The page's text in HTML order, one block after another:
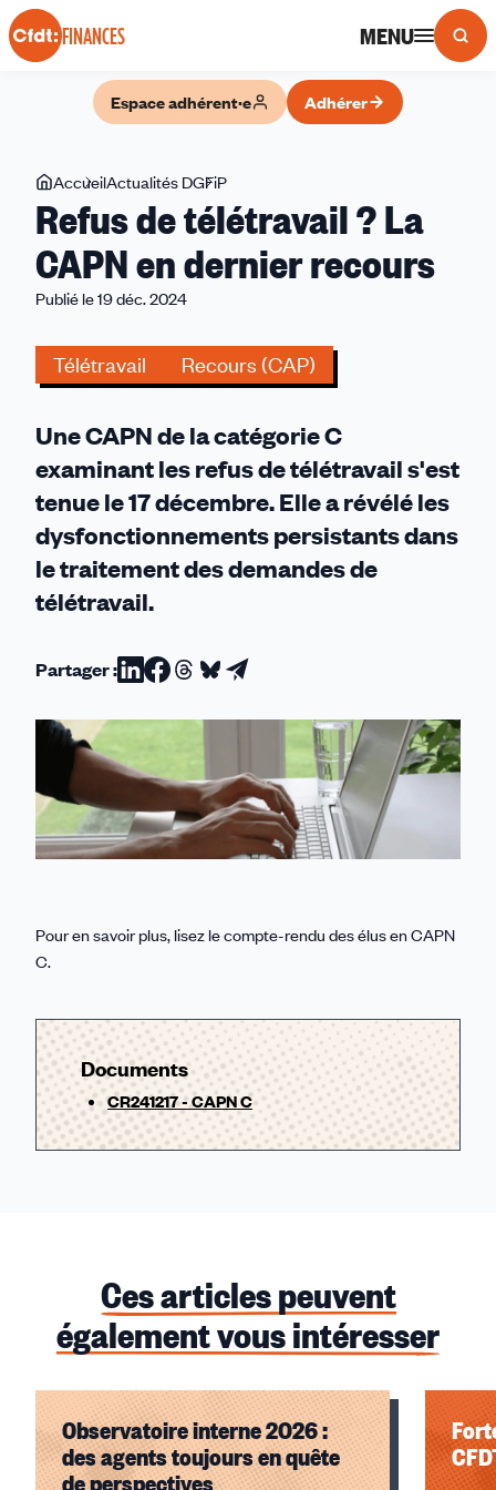
Panneau de gestion des cookies
FINANCES MENU
Espace adhérent·e Adhérer
Vous
êtes
ici
AccueilActualités DGFiP
de
télétravail
?
dernier
Refus de télétravail ? La
CAPN en dernier recours
Publié le 19 déc. 2024
Télétravail Recours (CAP)
Une CAPN de la catégorie C
examinant les refus de télétravail s'est
tenue le 17 décembre. Elle a révélé les
dysfonctionnements persistants dans
le traitement des demandes de
télétravail.
Partager :Partager
sur
Linkedin
Partager
sur
Facebook
Partager
sur
Threads
Partager
sur
Bluesky
Partager
par
Pour en savoir plus, lisez le compte-rendu des élus en CAPN
C.
Documents
CR241217 - CAPN C
Ces articles peuvent
également vous intéresser
Observatoire interne 2026 :
des agents toujours en quête
de perspectives